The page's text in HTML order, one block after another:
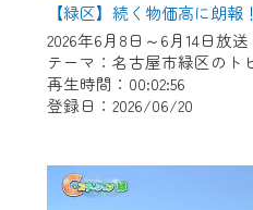
2026年6月8日～6月14日放送
テーマ：名古屋市緑区のト
再生時間：00:02:56
登録日：2026/06/20